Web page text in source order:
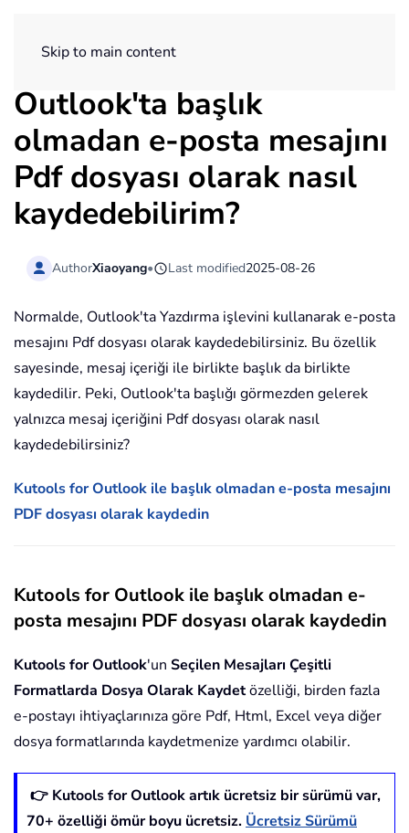
Skip to main content
Outlook'ta başlık
olmadan e-posta mesajını
Pdf dosyası olarak nasıl
kaydedebilirim?
AuthorXiaoyang• Last modified2025-08-26
Normalde, Outlook'ta Yazdırma işlevini kullanarak e-posta
mesajını Pdf dosyası olarak kaydedebilirsiniz. Bu özellik
sayesinde, mesaj içeriği ile birlikte başlık da birlikte
kaydedilir. Peki, Outlook'ta başlığı görmezden gelerek
yalnızca mesaj içeriğini Pdf dosyası olarak nasıl
kaydedebilirsiniz?
Kutools for Outlook ile başlık olmadan e-posta mesajını
PDF dosyası olarak kaydedin
Kutools for Outlook ile başlık olmadan e-
posta mesajını PDF dosyası olarak kaydedin
Kutools for Outlook'un Seçilen Mesajları Çeşitli
Formatlarda Dosya Olarak Kaydetözelliği, birden fazla
e-postayı ihtiyaçlarınıza göre Pdf, Html, Excel veya diğer
dosya formatlarında kaydetmenize yardımcı olabilir.
👉 Kutools for Outlook artık ücretsiz bir sürümü var,
70+ özelliği ömür boyu ücretsiz. Ücretsiz Sürümü